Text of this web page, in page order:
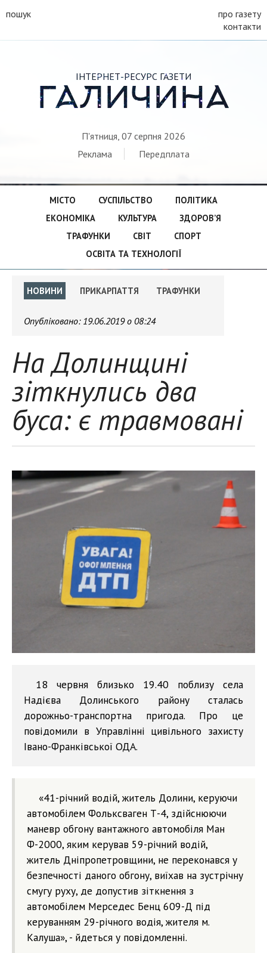
пошук
про газету
контакти
ІНТЕРНЕТ-РЕСУРС ГАЗЕТИ
ГАЛИЧИНА
П'ятниця, 07 серпня 2026
Реклама
Передплата
МІСТО СУСПІЛЬСТВО
ПОЛІТИКА
ЕКОНОМІКА
КУЛЬТУРА
ЗДОРОВ’Я
ТРАФУНКИ
СВІТ
СПОРТ
ОСВІТА ТА ТЕХНОЛОГІЇ
НОВИНИ ПРИКАРПАТТЯ ТРАФУНКИ
Опубліковано: 19.06.2019 о 08:24
На Долинщині
зіткнулись два
буса: є травмовані
18 червня близько 19.40 поблизу села
Надієва Долинського району сталась
дорожньо-транспортна пригода. Про це
повідомили в Управлінні цивільного захисту
Івано-Франківської ОДА.
«41-річний водій, житель Долини, керуючи
автомобілем Фольксваген Т-4, здійснюючи
маневр обгону вантажного автомобіля Ман
Ф-2000, яким керував 59-річний водій,
житель Дніпропетровщини, не переконався у
безпечності даного обгону, виїхав на зустрічну
смугу руху, де допустив зіткнення з
автомобілем Мерседес Бенц 609-Д під
керуванням 29-річного водія, жителя м.
Калуша», - йдеться у повідомленні.